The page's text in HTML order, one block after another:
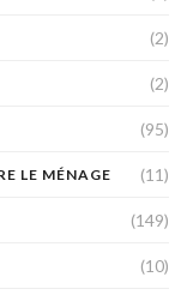
(2)
(2)
(95)
LE MÉNAGE (11)
(149)
(10)